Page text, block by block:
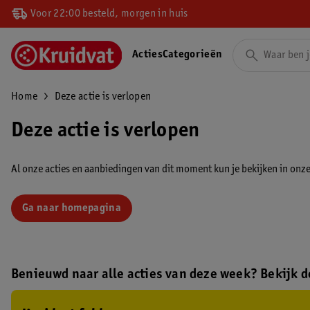
Voor 22:00 besteld, morgen in huis
ActiesCategorieën
Home Deze actie is verlopen
Deze actie is verlopen
Al onze acties en aanbiedingen van dit moment kun je bekijken in
Ga naar homepagina
Benieuwd naar alle acties van deze week? Bekijk